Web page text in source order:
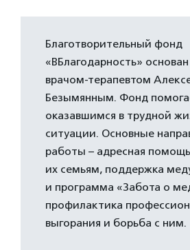
Благотворительный фонд
«ВБлагодарность»
врачом-терапевтом
Безымянным. Фонд
оказавшимся в трудной
ситуации. Основные
работы – адресная
их семьям, поддержка
и программа «Забота о
профилактика
выгорания и борьба с ним.